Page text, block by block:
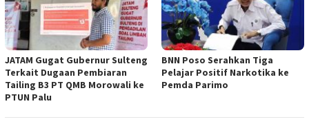
JATAM Gugat Gubernur Sulteng
Terkait Dugaan Pembiaran
Tailing B3 PT QMB Morowali ke
PTUN Palu
BNN Poso Serahkan Tiga
Pelajar Positif Narkotika ke
Pemda Parimo